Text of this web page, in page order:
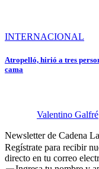
INTERNACIONAL
Atropelló, hirió a tres
cama
Valentino Galfré
Newsletter de Cadena
Regístrate para recibir
directo en tu correo